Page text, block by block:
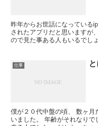
昨年からお世話になっている
されたアプリだと思いますが
ので見た事ある人もいるでし
仕事
僕が２０代中盤の頃、 数ヶ
いました。 年齢がそれなり